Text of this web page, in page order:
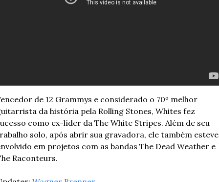
de 12 Grammys e considerado o 70º melhor
da história pela Rolling Stones, Whites fez
como ex-líder da The White Stripes. Além de seu
solo, após abrir sua gravadora, ele também esteve
em projetos com as bandas The Dead Weather e
Raconteurs.